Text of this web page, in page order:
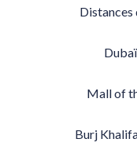
Distances
Mall of
Burj